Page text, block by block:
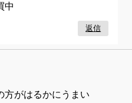
中
返信
方がはるかにうまい